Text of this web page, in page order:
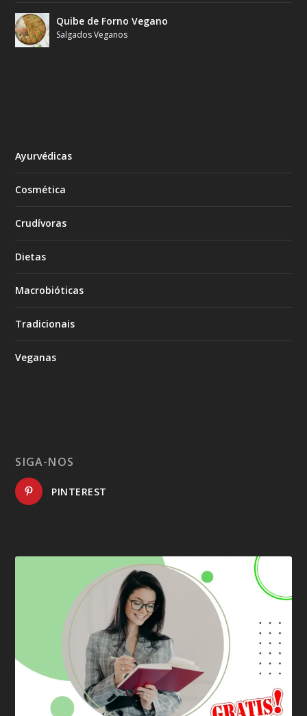
Quibe de Forno Vegano
Salgados Veganos
Ayurvédicas
Cosmética
Crudívoras
Dietas
Macrobióticas
Tradicionais
Veganas
SIGA-NOS
PINTEREST